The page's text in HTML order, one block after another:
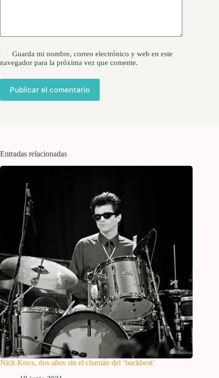
Guarda mi nombre, correo electrónico y web en este
navegador para la próxima vez que comente.
Publicar el comentario
Entradas relacionadas
Nick Knox, dos años sin el chamán del ‘backbeat’